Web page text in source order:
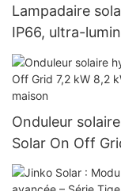
Lampadaire
IP66, ultra-
120 W
Onduleur
Solar On Off
sinusoïdale